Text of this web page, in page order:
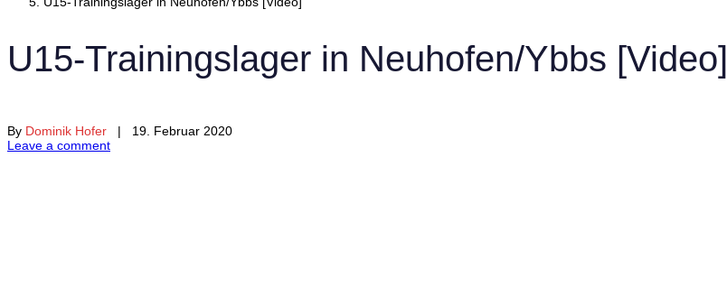
U15-Trainingslager in Neuhofen/Ybbs [Video]
By Dominik Hofer | 19. Februar 2020
Leave a comment